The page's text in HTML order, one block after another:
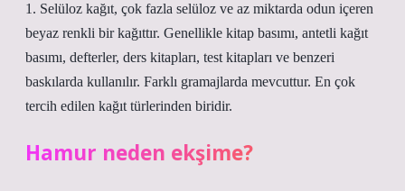
1. Selüloz kağıt, çok fazla selüloz ve az miktarda odun içeren
beyaz renkli bir kağıttır. Genellikle kitap basımı, antetli kağıt
basımı, defterler, ders kitapları, test kitapları ve benzeri
baskılarda kullanılır. Farklı gramajlarda mevcuttur. En çok
tercih edilen kağıt türlerinden biridir.
Hamur neden ekşime?